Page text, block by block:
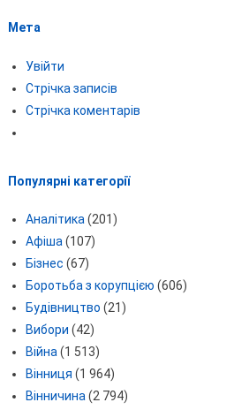
Мета
Увійти
Стрічка записів
Стрічка коментарів
Популярні категорії
Аналітика (201)
Афіша (107)
Бізнес (67)
Боротьба з корупцією (606)
Будівництво (21)
Вибори (42)
Війна (1 513)
Вінниця (1 964)
Вінничина (2 794)